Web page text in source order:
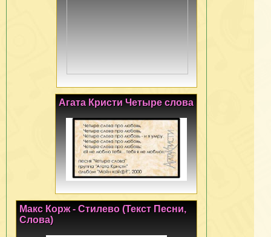
Агата Кристи Четыре слова
Макс Корж - Стилево (Текст Песни,
Слова)